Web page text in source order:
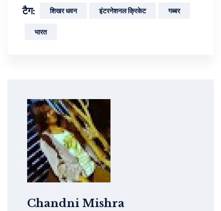
टैग: शिखर धवन इंटरनेशनल क्रिकेट गब्बर
भारत
Chandni Mishra